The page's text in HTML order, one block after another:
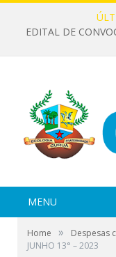
EDITAL DE
MENU
Home » Despesas
JUNHO 13° – 2023